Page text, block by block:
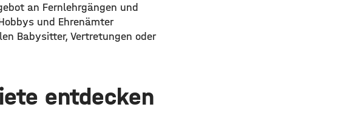
an Fernlehrgängen und
und Ehrenämter
Babysitter, Vertretungen oder
entdecken